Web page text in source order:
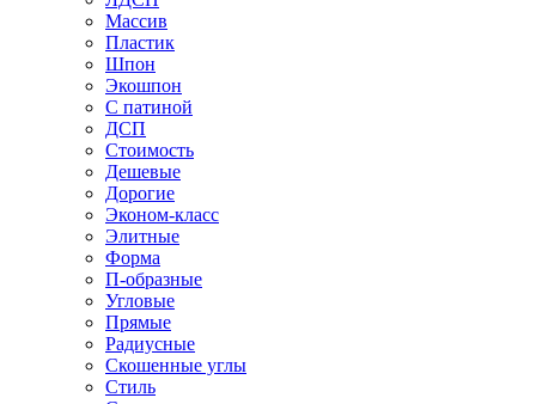
Массив
Пластик
Шпон
Экошпон
С патиной
ДСП
Стоимость
Дешевые
Дорогие
Эконом-класс
Элитные
Форма
П-образные
Угловые
Прямые
Радиусные
Скошенные углы
Стиль